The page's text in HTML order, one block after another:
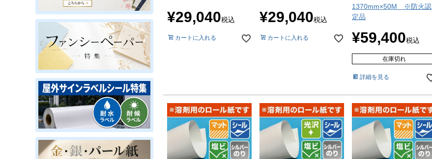
¥29,040税込
カートに入れる
¥29,040税込
カートに入れる
1370mm×50M ※防火認
定品
¥59,400税込
在庫切れ
詳細を見る